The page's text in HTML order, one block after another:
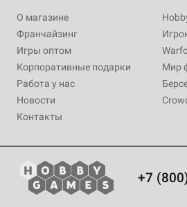
О магазине
Франчайзинг
Игры оптом
Корпоративные подарки
Работа у нас
Новости
Контакты
Мир
+7